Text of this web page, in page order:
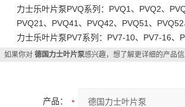
力士乐叶片泵PVQ系列：PVQ1、PVQ2、
PVQ21、PVQ41、PVQ42、PVQ51、PVQ52
力士乐叶片泵PV7系列：PV7-10、PV7-16、
如果你对 德国力士叶片泵感兴趣，想了解更详细的产品
产品：